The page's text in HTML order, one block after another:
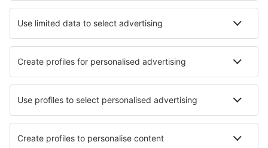
Hotels in Gazipaşa Hotels in Kemeragzi
Hotels in Kumluca Hotels in Giresun
Beste hotels - steden
Hotels in Pezinok Hotels in Tawas City
Hotels in St Saviour Hotels in Christiansfeld